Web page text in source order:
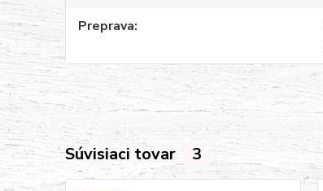
Preprava
Súvisiaci tovar 3